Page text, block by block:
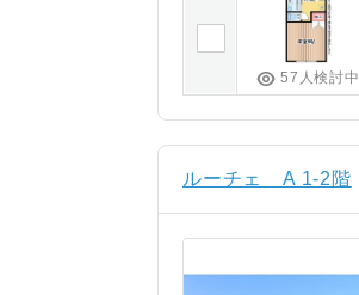
57人検討中
ルーチェ A 1-2階